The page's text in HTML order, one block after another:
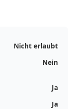
Nicht erlaubt
Nein
Ja
Ja